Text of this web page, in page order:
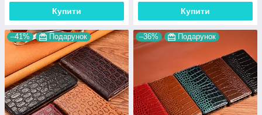
Купити Купити
–41% Подарунок –36% Подарунок